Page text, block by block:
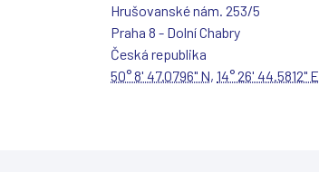
Hrušovanské nám. 253/5
Praha 8 - Dolní Chabry
Česká republika
50° 8' 47.0796" N, 14° 26' 44.5812" E